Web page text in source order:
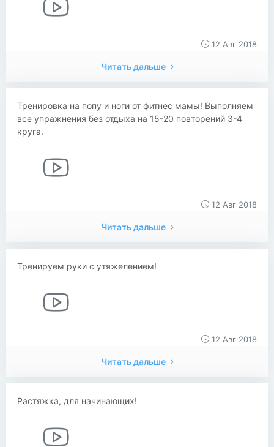
12 Авг 2018
Читать дальше
Тренировка на попу и ноги от фитнес мамы! Выполняем
все упражнения без отдыха на 15-20 повторений 3-4
круга.
12 Авг 2018
Читать дальше
Тренируем руки с утяжелением!
12 Авг 2018
Читать дальше
Растяжка, для начинающих!